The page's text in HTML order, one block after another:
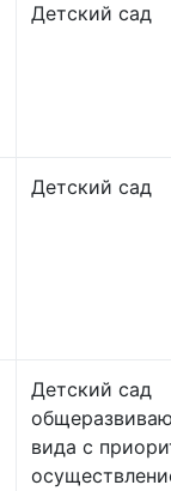
Детский сад
Детский сад
Детский сад
вида с